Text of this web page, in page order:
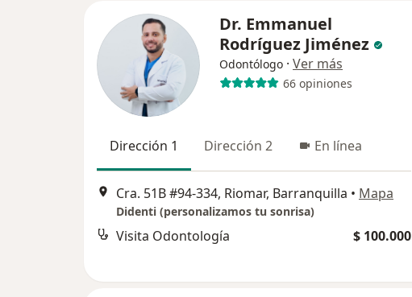
Dr. Emmanuel
Rodríguez Jiménez
Odontólogo · Ver más
66 opiniones
Dirección 1 Dirección 2 En línea
Cra. 51B #94-334, Riomar, Barranquilla • Mapa
Didenti (personalizamos tu sonrisa)
Visita Odontología $ 100.000